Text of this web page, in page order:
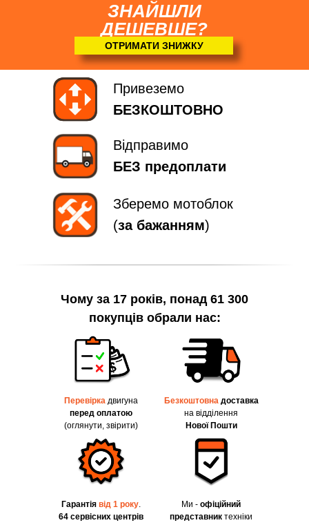
ЗНАЙШЛИ
ДЕШЕВШЕ?
ОТРИМАТИ ЗНИЖКУ
Відправимо
БЕЗ предоплати
Привеземо
БЕЗКОШТОВНО
Зберемо мотоблок
(за бажанням)
Чому за 17 років, понад 61 300
покупців обрали нас:
Перевірка двигуна
перед оплатою
(оглянути, звірити)
Гарантія від 1 року.
64 сервісних центрів
Безкоштовна доставка
на відділення
Нової Пошти
Ми - офіційний
представник техніки